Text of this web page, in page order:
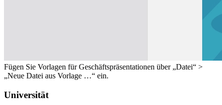
Fügen Sie Vorlagen für Geschäftspräsentationen über „Datei“ >
„Neue Datei aus Vorlage …“ ein.
Universität